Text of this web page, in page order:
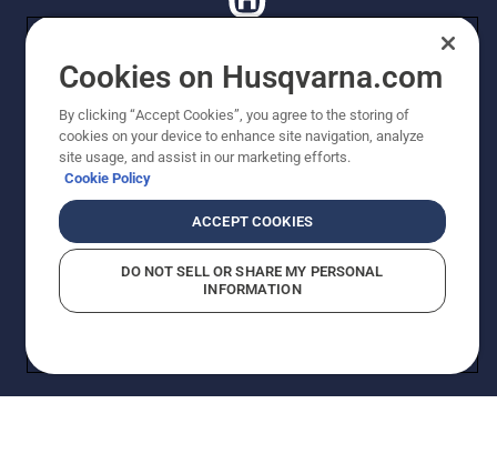
© Husqvarna AB (publ). All rights reserved. Priserna
som visas är rekommenderade cirkapriser. Alla angivna
priser är rekommenderade försäljningspriser (inkl.
moms) om inte produkten är tillgänglig för direkt köp.
Företagsinformation
Cookies on Husqvarna.com
By clicking “Accept Cookies”, you agree to the storing of
cookies on your device to enhance site navigation, analyze
site usage, and assist in our marketing efforts.
Cookie Policy
ACCEPT COOKIES
DO NOT SELL OR SHARE MY PERSONAL
INFORMATION